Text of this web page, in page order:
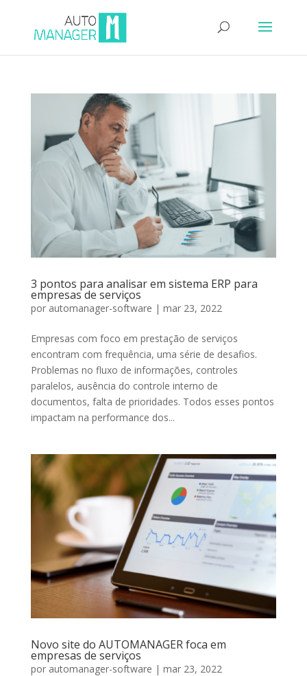
3 pontos para analisar em sistema ERP para
empresas de serviços
por automanager-software | mar 23, 2022
Empresas com foco em prestação de serviços
encontram com frequência, uma série de desafios.
Problemas no fluxo de informações, controles
paralelos, ausência do controle interno de
documentos, falta de prioridades. Todos esses pontos
impactam na performance dos...
Novo site do AUTOMANAGER foca em
empresas de serviços
por automanager-software | mar 23, 2022